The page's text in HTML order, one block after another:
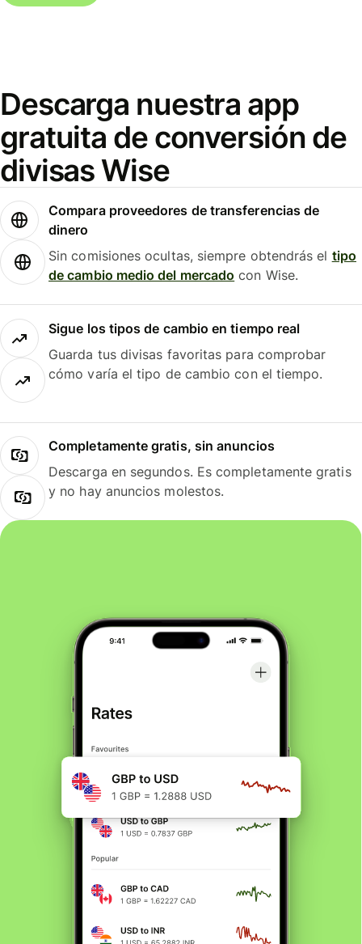
Descarga nuestra app
gratuita de conversión de
divisas Wise
Compara proveedores de transferencias de
dinero
Sin comisiones ocultas, siempre obtendrás el tipo
de cambio medio del mercado con Wise.
Sigue los tipos de cambio en tiempo real
Guarda tus divisas favoritas para comprobar
cómo varía el tipo de cambio con el tiempo.
Completamente gratis, sin anuncios
Descarga en segundos. Es completamente gratis
y no hay anuncios molestos.